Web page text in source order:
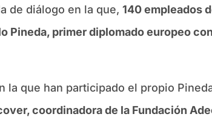
de diálogo en la que,140 empleados
Pineda, primer diplomado europeo
la que han participado el propio
coordinadora de la Fundación